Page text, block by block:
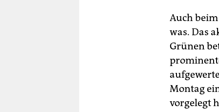
Auch
was. Das
Grünen
Montag
vorgelegt